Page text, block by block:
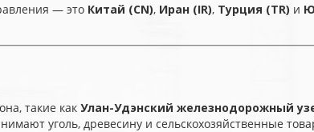
— это Китай (CN), Иран (IR), Турция (TR) и
такие как Улан-Удэнский железнодорожный
уголь, древесину и сельскохозяйственные